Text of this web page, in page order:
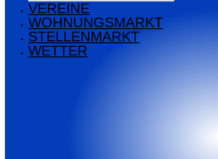
VEREINE
WOHNUNGSMARKT
STELLENMARKT
WETTER